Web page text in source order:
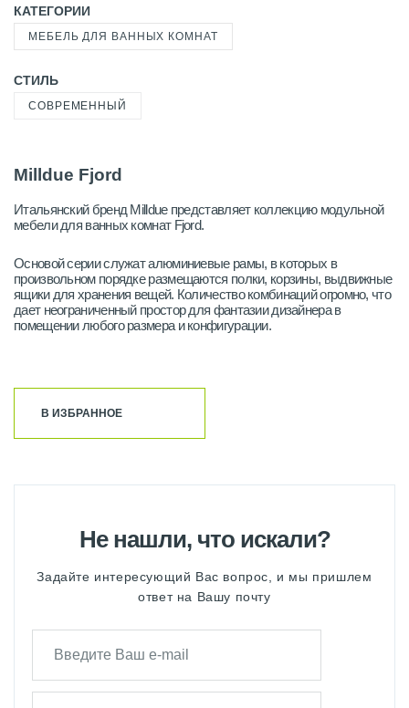
КАТЕГОРИИ
МЕБЕЛЬ ДЛЯ ВАННЫХ КОМНАТ
СТИЛЬ
СОВРЕМЕННЫЙ
Milldue Fjord
Итальянский бренд Milldue представляет коллекцию модульной
мебели для ванных комнат Fjord.
Основой серии служат алюминиевые рамы, в которых в
произвольном порядке размещаются полки, корзины, выдвижные
ящики для хранения вещей. Количество комбинаций огромно, что
дает неограниченный простор для фантазии дизайнера в
помещении любого размера и конфигурации.
В ИЗБРАННОЕ
Не нашли, что искали?
Задайте интересующий Вас вопрос, и мы пришлем
ответ на Вашу почту